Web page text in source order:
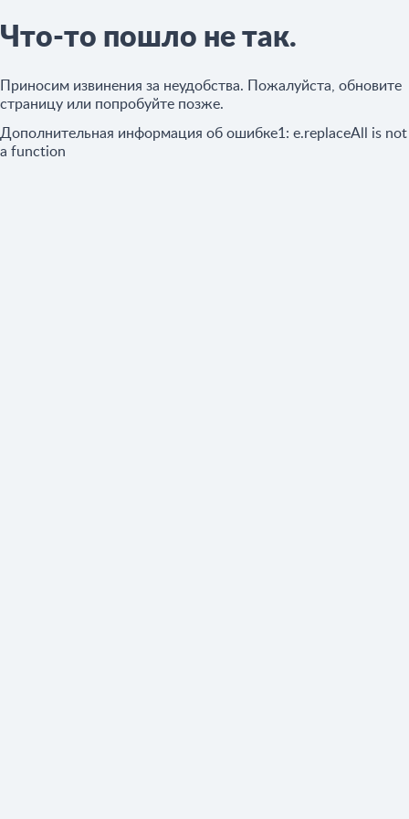
Что-то пошло не так.
Приносим извинения за неудобства. Пожалуйста, обновите
страницу или попробуйте позже.
Дополнительная информация об ошибке1: e.replaceAll is not
a function